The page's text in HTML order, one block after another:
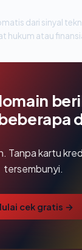
dari sinyal
hukum atau
Tanpa kartu
tersembunyi.
cek gratis →